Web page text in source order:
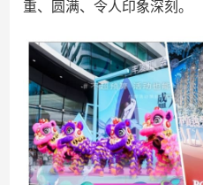
重、圆满、令人印象深刻。